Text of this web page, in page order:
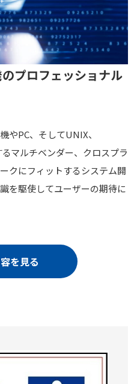
プロフェッショナル
やPC、そしてUNIX、
マルチベンダー、クロスプラ
クにフィットするシステム開
を駆使してユーザーの期待に
を見る